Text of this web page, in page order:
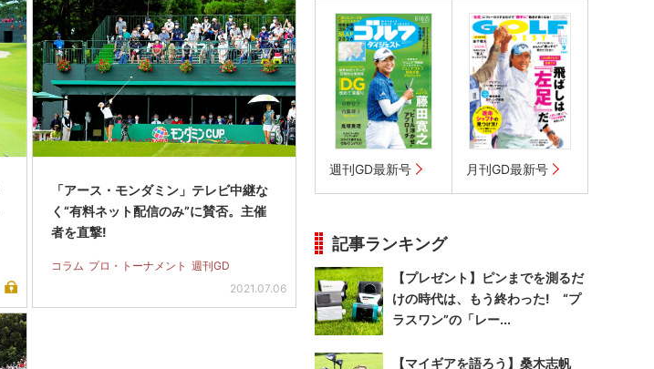
「アース・モンダミン」テレビ中継な
く“有料ネット配信のみ”に賛否。主催
者を直撃!
コラム プロ・トーナメント 週刊GD
2021.07.06
週刊GD最新号 月刊GD最新号
記事ランキング
【プレゼント】ピンまでを測るだ
けの時代は、もう終わった! “プ
ラスワン”の「レー...
【マイギアを語ろう】桑木志帆